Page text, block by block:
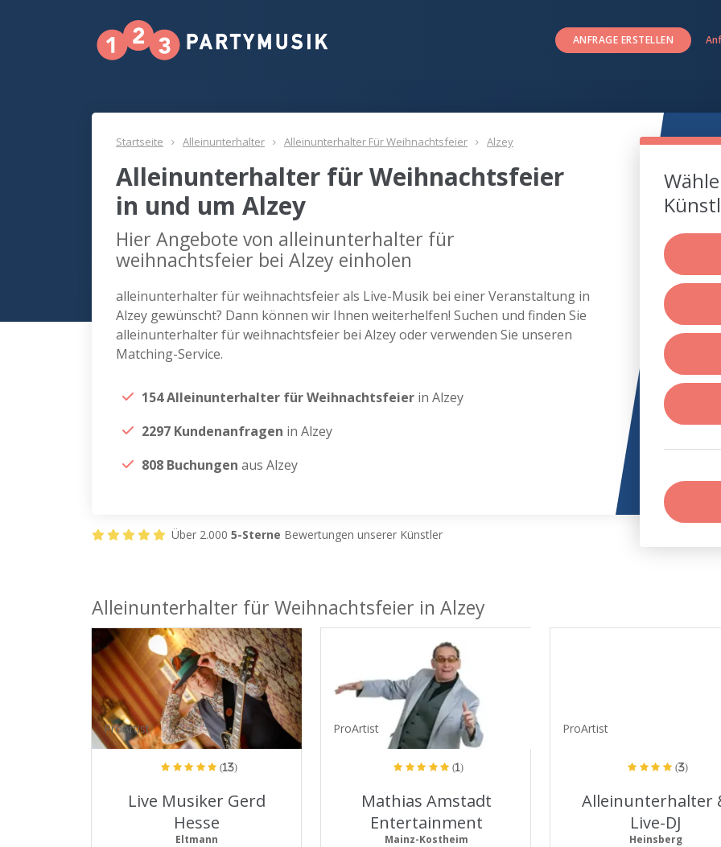
ANFRAGE ERSTELLEN
Startseite Alleinunterhalter Alleinunterhalter Für Weihnachtsfeier Alzey
Alleinunterhalter für Weihnachtsfeier
in und um Alzey
Hier Angebote von alleinunterhalter für
weihnachtsfeier bei Alzey einholen
alleinunterhalter für weihnachtsfeier als Live-Musik bei einer Veranstaltung in
Alzey gewünscht? Dann können wir Ihnen weiterhelfen! Suchen und finden Sie
alleinunterhalter für weihnachtsfeier bei Alzey oder verwenden Sie unseren
Matching-Service.
154 Alleinunterhalter für Weihnachtsfeier in Alzey
2297 Kundenanfragen in Alzey
808 Buchungen aus Alzey
Über 2.000 5-Sterne Bewertungen unserer Künstler
Alleinunterhalter für Weihnachtsfeier in Alzey
ProArtist
(13)
Live Musiker Gerd
Hesse
Eltmann
ProArtist
(1)
Mathias Amstadt
Entertainment
Mainz-Kostheim
ProArtist
(3)
Alleinunterhalter
Live-DJ
Heinsberg